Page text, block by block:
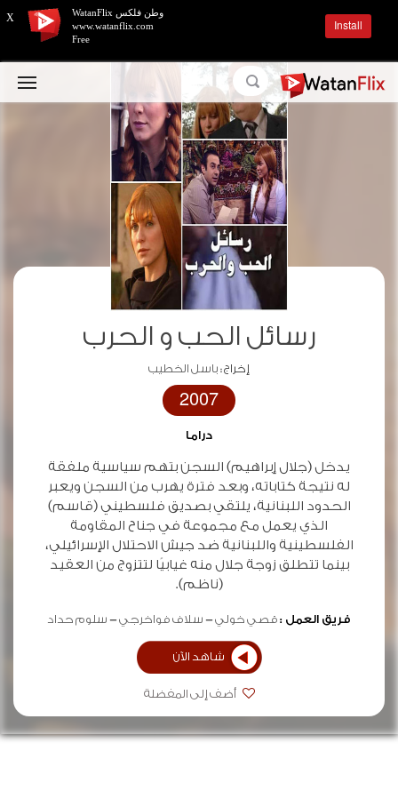
رسائل الحب و الحرب
إخراج :باسل الخطيب
2007
دراما
يدخل (جلال إبراهيم) السجن بتهم سياسية ملفقة
له نتيجة كتاباته، وبعد فترة يهرب من السجن ويعبر
الحدود اللبنانية، يلتقي بصديق فلسطيني (قاسم)
الذي يعمل مع مجموعة في جناح المقاومة
الفلسطينية واللبنانية ضد جيش الاحتلال الإسرائيلي،
بينما تتطلق زوجة جلال منه غيابيًا لتتزوج من العقيد
(ناظم).
فريق العمل :قصي خولي سلاف فواخرجي سلوم حداد
شاهد الآن
أضف إلى المفضلة
X
وطن فلكس WatanFlix
www.watanflix.com
Free
Install